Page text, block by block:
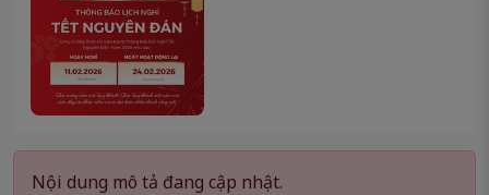
Nội dung mô tả đang cập nhật.